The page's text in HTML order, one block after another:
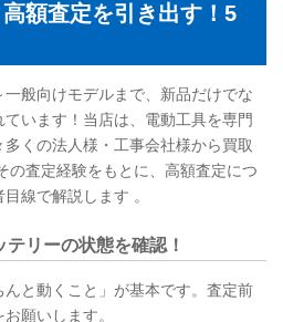
高額査定を引き出す！5
般向けモデルまで、新品だけでな
います！当店は、電動工具を専門
多くの法人様・工事会社様から買取
の査定経験をもとに、高額査定につ
線で解説します 。
リーの状態を確認！
と動くこと」が基本です。査定前
願いします。